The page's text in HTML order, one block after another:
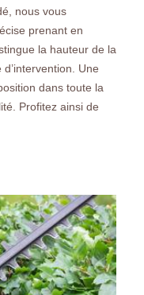
nous vous
prenant en
la hauteur de la
Une
dans toute la
Profitez ainsi de